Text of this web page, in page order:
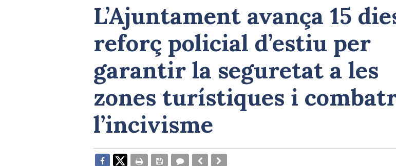
L’Ajuntament avança 15
reforç policial d’estiu per
garantir la seguretat a les
zones turístiques i
l’incivisme